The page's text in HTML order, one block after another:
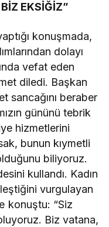
EKSİĞİZ”
konuşmada,
dolayı
vefat eden
diledi. Başkan
sancağını beraber
gününü tebrik
hizmetlerini
bunun kıymetli
biliyoruz.
kullandı. Kadın
vurgulayan
konuştu: “Siz
Biz vatana,